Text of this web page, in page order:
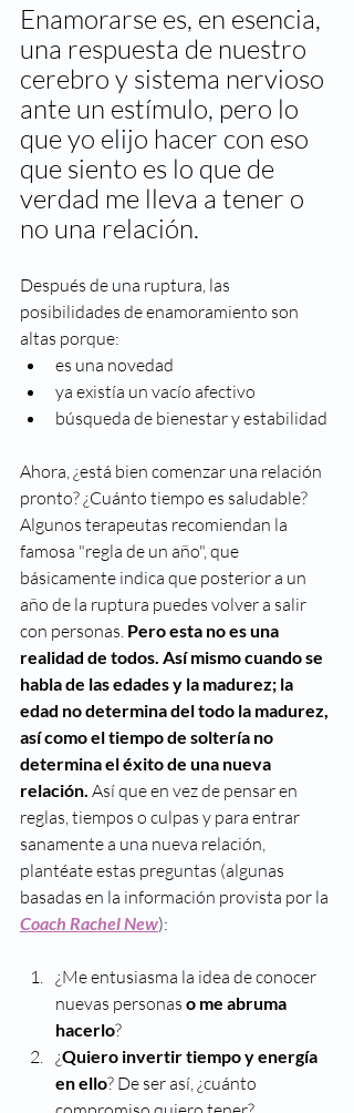
Enamorarse es, en esencia,
una respuesta de nuestro
cerebro y sistema nervioso
ante un estímulo, pero lo
que yo elijo hacer con eso
que siento es lo que de
verdad me lleva a tener o
no una relación.
Después de una ruptura, las
posibilidades de enamoramiento son
altas porque:
es una novedad
ya existía un vacío afectivo
búsqueda de bienestar y estabilidad
Ahora, ¿está bien comenzar una relación
pronto? ¿Cuánto tiempo es saludable?
Algunos terapeutas recomiendan la
famosa "regla de un año", que
básicamente indica que posterior a un
año de la ruptura puedes volver a salir
con personas. Pero esta no es una
realidad de todos. Así mismo cuando se
habla de las edades y la madurez; la
edad no determina del todo la madurez,
así como el tiempo de soltería no
determina el éxito de una nueva
relación. Así que en vez de pensar en
reglas, tiempos o culpas y para entrar
sanamente a una nueva relación,
plantéate estas preguntas (algunas
basadas en la información provista por la
Coach Rachel New):
¿Me entusiasma la idea de conocer
nuevas personas o me abruma
hacerlo?
¿Quiero invertir tiempo y energía
en ello? De ser así, ¿cuánto